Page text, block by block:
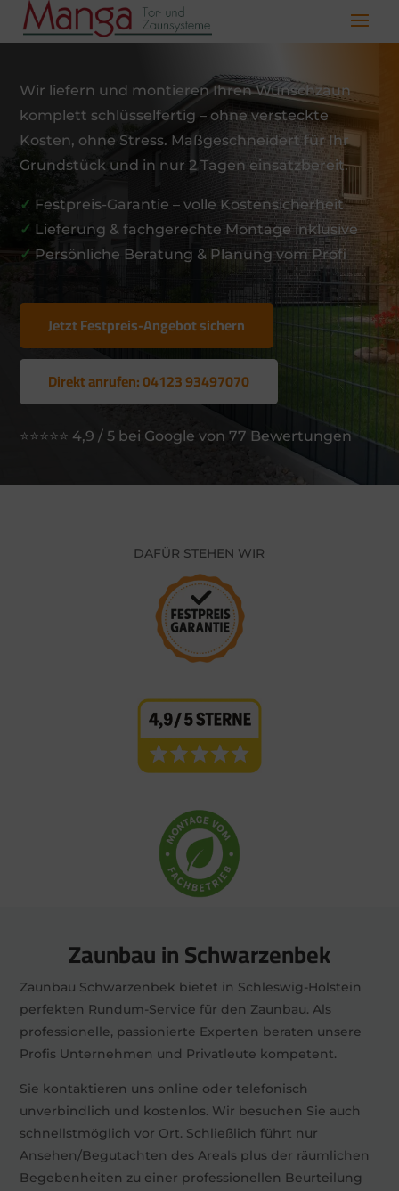
Wir liefern und montieren Ihren Wunschzaun
komplett schlüsselfertig – ohne versteckte
Kosten, ohne Stress. Maßgeschneidert für Ihr
Grundstück und in nur 2 Tagen einsatzbereit.
✓ Festpreis-Garantie – volle Kostensicherheit
✓ Lieferung & fachgerechte Montage inklusive
✓ Persönliche Beratung & Planung vom Profi
Jetzt Festpreis-Angebot sichern
Direkt anrufen: 04123 93497070
⭐⭐⭐⭐⭐ 4,9 / 5 bei Google von 77 Bewertungen
DAFÜR STEHEN WIR
Zaunbau in Schwarzenbek
Zaunbau Schwarzenbek bietet in Schleswig-Holstein
perfekten Rundum-Service für den Zaunbau. Als
professionelle, passionierte Experten beraten unsere
Profis Unternehmen und Privatleute kompetent.
Sie kontaktieren uns online oder telefonisch
unverbindlich und kostenlos. Wir besuchen Sie auch
schnellstmöglich vor Ort. Schließlich führt nur
Ansehen/Begutachten des Areals plus der räumlichen
Begebenheiten zu einer professionellen Beurteilung